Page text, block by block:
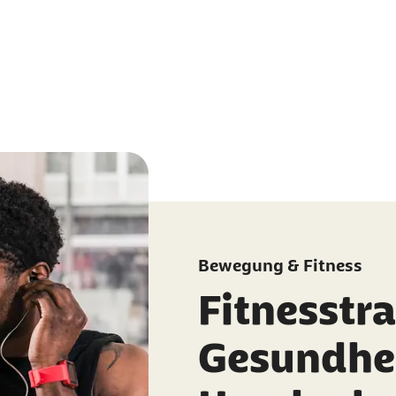
Bewegung & Fitness